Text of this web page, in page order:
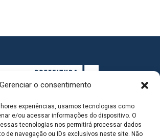
Gerenciar o consentimento
experiências, usamos tecnologias como
e/ou acessar informações do dispositivo. O
tecnologias nos permitirá processar dados
de navegação ou IDs exclusivos neste site. Não